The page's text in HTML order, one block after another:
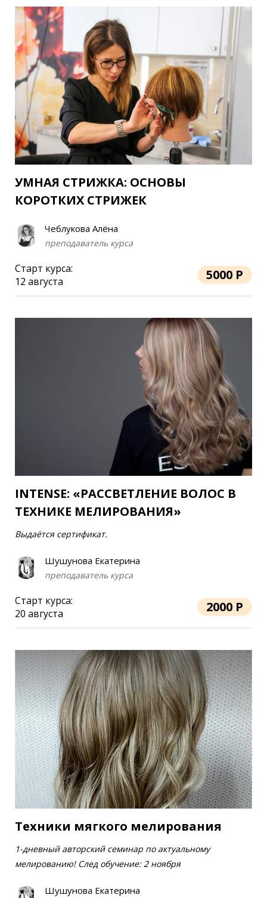
УМНАЯ СТРИЖКА: ОСНОВЫ
КОРОТКИХ СТРИЖЕК
Чеблукова Алёна
преподаватель курса
Старт курса:
12 августа
5000 Р
INTENSE: «РАССВЕТЛЕНИЕ ВОЛОС В
ТЕХНИКЕ МЕЛИРОВАНИЯ»
Выдаётся сертификат.
Шушунова Екатерина
преподаватель курса
Старт курса:
20 августа
2000 Р
Техники мягкого мелирования
1-дневный авторский семинар по актуальному
мелированию! След обучение: 2 ноября
Шушунова Екатерина